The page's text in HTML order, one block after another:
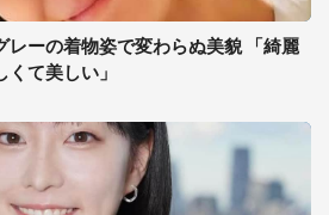
レーの着物姿で変わらぬ美貌 「綺麗
て美しい」